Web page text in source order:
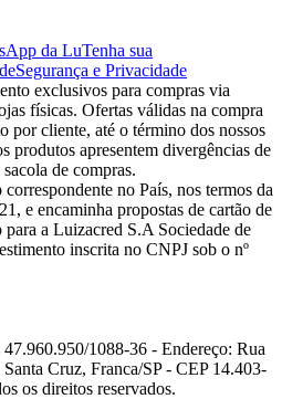
da LuTenha sua
Segurança e Privacidade
exclusivos para compras via
físicas. Ofertas válidas na compra
por cliente, até o término dos nossos
produtos apresentem divergências de
de compras.
no País, nos termos da
e encaminha propostas de cartão de
a Luizacred S.A Sociedade de
inscrita no CNPJ sob o nº
1088-36 - Endereço: Rua
Cruz, Franca/SP - CEP 14.403-
os direitos reservados.